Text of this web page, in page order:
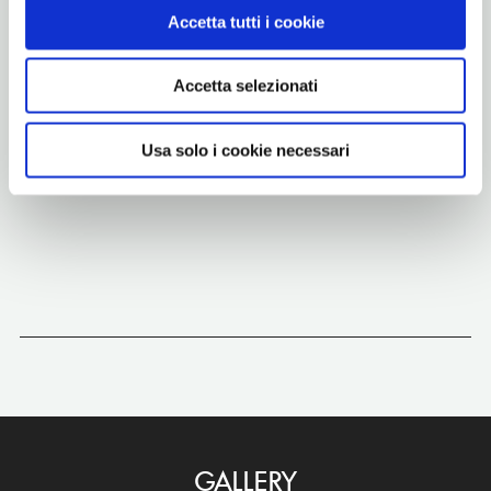
Accetta tutti i cookie
Accetta selezionati
Usa solo i cookie necessari
agosto – sabato chiuso tutto il giorno
chiuso per ferie dal 14 al 26 agosto compresi
GALLERY